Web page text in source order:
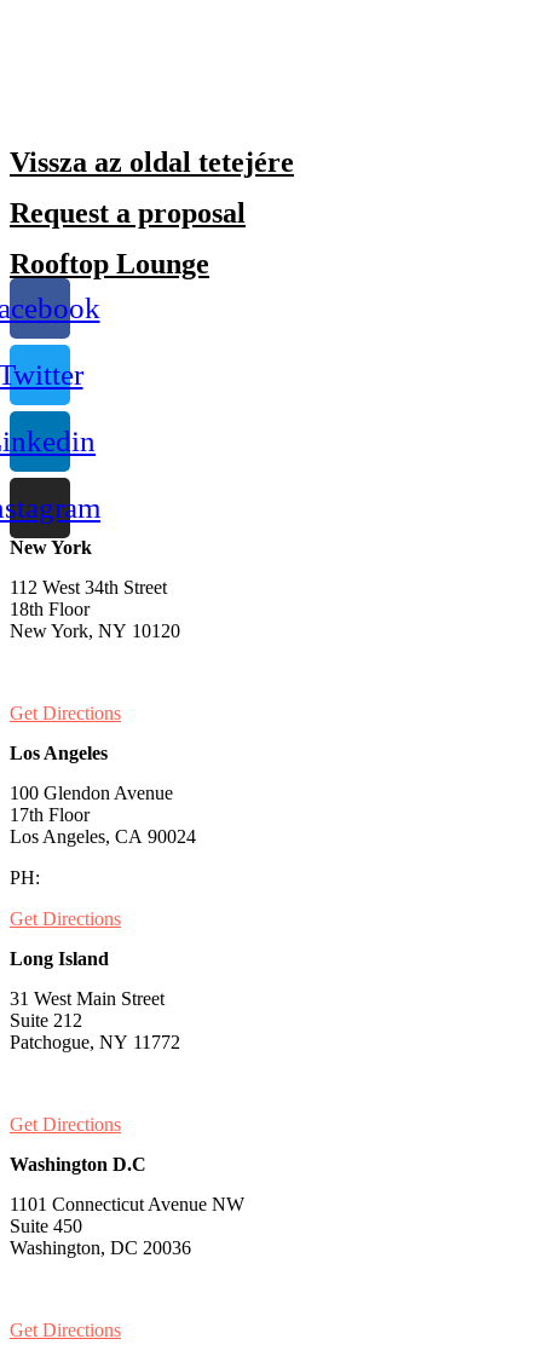
Vissza az oldal tetejére
Request a proposal
Rooftop Lounge
New York
112 West 34th Street
18th Floor
New York, NY 10120
Get Directions
Los Angeles
100 Glendon Avenue
17th Floor
Los Angeles, CA 90024
PH:
Get Directions
Long Island
31 West Main Street
Suite 212
Patchogue, NY 11772
Get Directions
Washington D.C
1101 Connecticut Avenue NW
Suite 450
Washington, DC 20036
Get Directions